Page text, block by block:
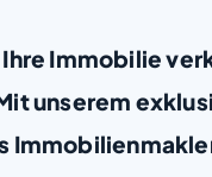
Immobilie
unserem